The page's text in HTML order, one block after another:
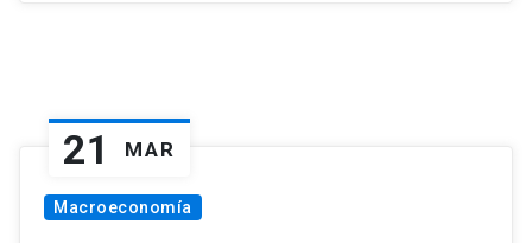
21 MAR
Macroeconomía